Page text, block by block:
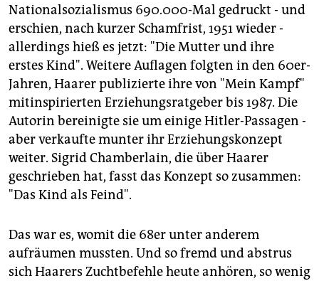
Nationalsozialismus 690.000-Mal gedruckt - und
erschien, nach kurzer Schamfrist, 1951 wieder -
allerdings hieß es jetzt: "Die Mutter und ihre
erstes Kind". Weitere Auflagen folgten in den 60er-
Jahren, Haarer publizierte ihre von "Mein Kampf"
mitinspirierten Erziehungsratgeber bis 1987. Die
Autorin bereinigte sie um einige Hitler-Passagen -
aber verkaufte munter ihr Erziehungskonzept
weiter. Sigrid Chamberlain, die über Haarer
geschrieben hat, fasst das Konzept so zusammen:
"Das Kind als Feind".
Das war es, womit die 68er unter anderem
aufräumen mussten. Und so fremd und abstrus
sich Haarers Zuchtbefehle heute anhören, so wenig